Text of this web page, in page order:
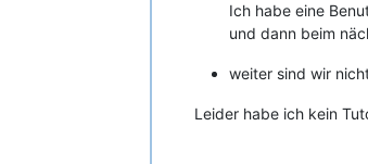
Ich habe eine
und dann beim
weiter sind wir
Leider habe ich kein